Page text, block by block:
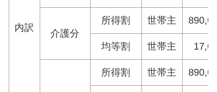
内訳
介護分
所得割 世帯主
均等割 世帯主
所得割 世帯主